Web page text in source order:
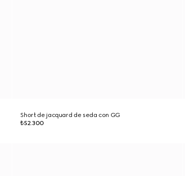
Short de jacquard de seda con GG
₺52.300